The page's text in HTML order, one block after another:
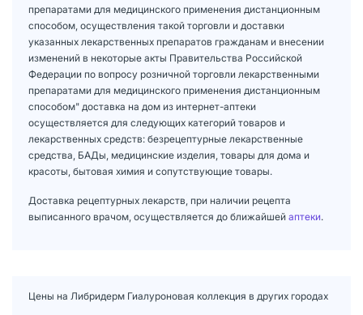
препаратами для медицинского применения дистанционным
способом, осуществления такой торговли и доставки
указанных лекарственных препаратов гражданам и внесении
изменений в некоторые акты Правительства Российской
Федерации по вопросу розничной торговли лекарственными
препаратами для медицинского применения дистанционным
способом" доставка на дом из интернет-аптеки
осуществляется для следующих категорий товаров и
лекарственных средств: безрецептурные лекарственные
средства, БАДы, медицинские изделия, товары для дома и
красоты, бытовая химия и сопутствующие товары.
Доставка рецептурных лекарств, при наличии рецепта
выписанного врачом, осуществляется до ближайшей аптеки.
Цены на Либридерм Гиалуроновая коллекция в других городах